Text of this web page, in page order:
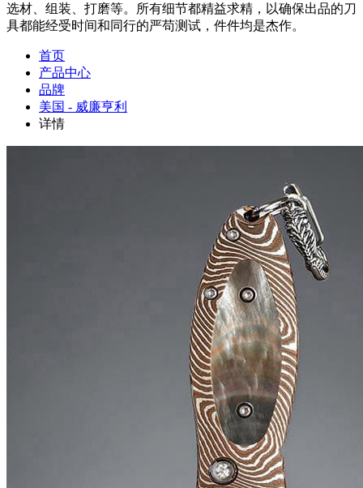
选材、组装、打磨等。所有细节都精益求精，以确保出品的刀
具都能经受时间和同行的严苟测试，件件均是杰作。
首页
产品中心
品牌
美国 - 威廉亨利
详情